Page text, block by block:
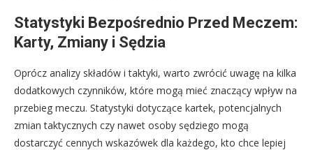
Statystyki Bezpośrednio Przed Meczem:
Karty, Zmiany i Sędzia
Oprócz analizy składów i taktyki, warto zwrócić uwagę na kilka
dodatkowych czynników, które mogą mieć znaczący wpływ na
przebieg meczu. Statystyki dotyczące kartek, potencjalnych
zmian taktycznych czy nawet osoby sędziego mogą
dostarczyć cennych wskazówek dla każdego, kto chce lepiej